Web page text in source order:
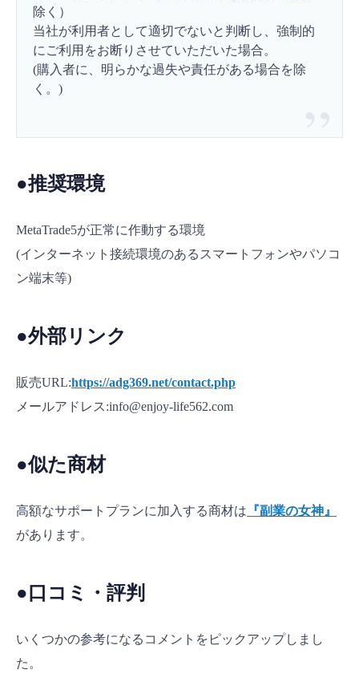
除く）
当社が利用者として適切でないと判断し、強制的
にご利用をお断りさせていただいた場合。
(購入者に、明らかな過失や責任がある場合を除
く。)
●推奨環境
MetaTrade5が正常に作動する環境
(インターネット接続環境のあるスマートフォンやパソコ
ン端末等)
●外部リンク
販売URL:https://adg369.net/contact.php
メールアドレス:info@enjoy-life562.com
●似た商材
高額なサポートプランに加入する商材は 『副業の女神』
があります。
●口コミ・評判
いくつかの参考になるコメントをピックアップしまし
た。